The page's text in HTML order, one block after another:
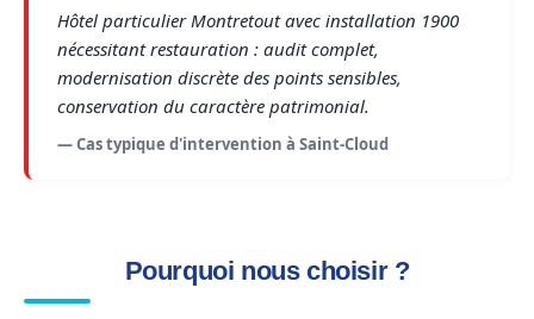
Hôtel particulier Montretout avec installation 1900
nécessitant restauration : audit complet,
modernisation discrète des points sensibles,
conservation du caractère patrimonial.
— Cas typique d'intervention à Saint-Cloud
Pourquoi nous choisir ?